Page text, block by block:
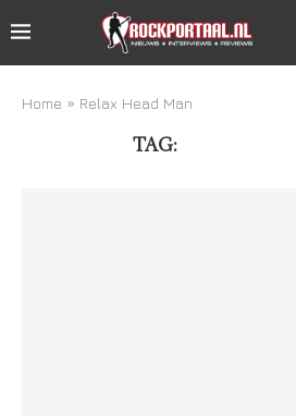
Home » Relax Head Man
TAG: